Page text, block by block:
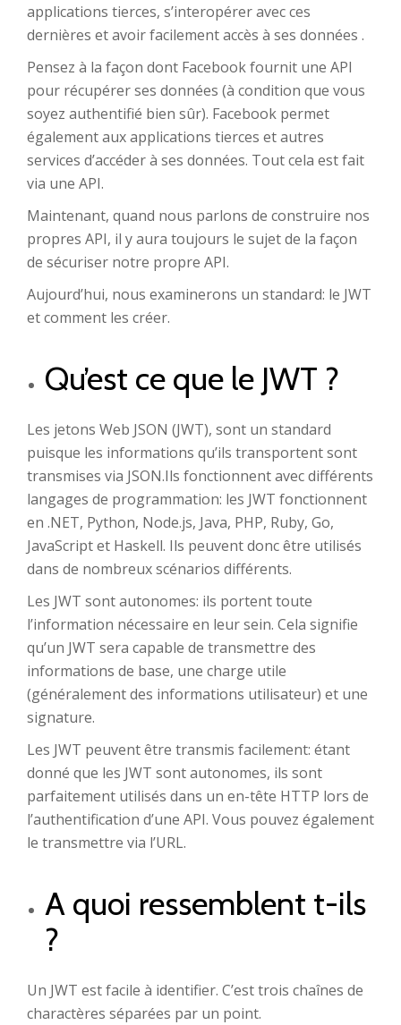
applications tierces, s’interopérer avec ces
dernières et avoir facilement accès à ses données .
Pensez à la façon dont Facebook fournit une API
pour récupérer ses données (à condition que vous
soyez authentifié bien sûr). Facebook permet
également aux applications tierces et autres
services d’accéder à ses données. Tout cela est fait
via une API.
Maintenant, quand nous parlons de construire nos
propres API, il y aura toujours le sujet de la façon
de sécuriser notre propre API.
Aujourd’hui, nous examinerons un standard: le JWT
et comment les créer.
Qu’est ce que le JWT ?
Les jetons Web JSON (JWT), sont un standard
puisque les informations qu’ils transportent sont
transmises via JSON.Ils fonctionnent avec différents
langages de programmation: les JWT fonctionnent
en .NET, Python, Node.js, Java, PHP, Ruby, Go,
JavaScript et Haskell. Ils peuvent donc être utilisés
dans de nombreux scénarios différents.
Les JWT sont autonomes: ils portent toute
l’information nécessaire en leur sein. Cela signifie
qu’un JWT sera capable de transmettre des
informations de base, une charge utile
(généralement des informations utilisateur) et une
signature.
Les JWT peuvent être transmis facilement: étant
donné que les JWT sont autonomes, ils sont
parfaitement utilisés dans un en-tête HTTP lors de
l’authentification d’une API. Vous pouvez également
le transmettre via l’URL.
A quoi ressemblent t-ils
?
Un JWT est facile à identifier. C’est trois chaînes de
charactères séparées par un point.